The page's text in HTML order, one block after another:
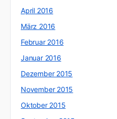
April 2016
März 2016
Februar 2016
Januar 2016
Dezember 2015
November 2015
Oktober 2015